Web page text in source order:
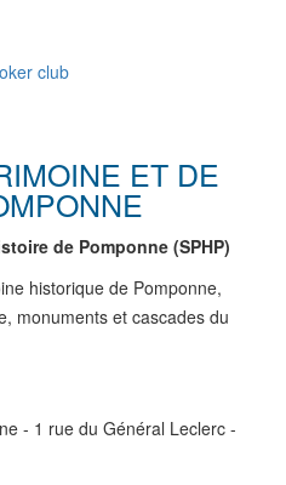
club
ET DE
de Pomponne (SPHP)
historique de Pomponne,
monuments et cascades du
- 1 rue du Général Leclerc -